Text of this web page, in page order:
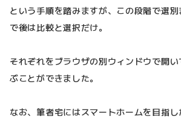
という手順を踏みますが、この段階で選
で後は比較と選択だけ。
それぞれをブラウザの別ウィンドウで開
ぶことができました。
なお、筆者宅にはスマートホームを目指